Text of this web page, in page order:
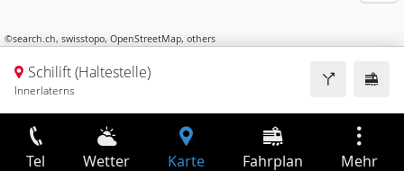
©search.ch, swisstopo, OpenStreetMap, others
Schilift (Haltestelle)
Innerlaterns
Tel Wetter Karte Fahrplan Mehr